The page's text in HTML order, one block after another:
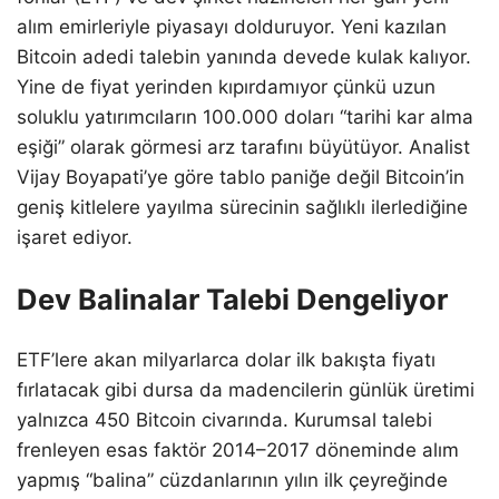
alım emirleriyle piyasayı dolduruyor. Yeni kazılan
Bitcoin adedi talebin yanında devede kulak kalıyor.
Yine de fiyat yerinden kıpırdamıyor çünkü uzun
soluklu yatırımcıların 100.000 doları “tarihi kar alma
eşiği” olarak görmesi arz tarafını büyütüyor. Analist
Vijay Boyapati’ye göre tablo paniğe değil Bitcoin’in
geniş kitlelere yayılma sürecinin sağlıklı ilerlediğine
işaret ediyor.
Dev Balinalar Talebi Dengeliyor
ETF’lere akan milyarlarca dolar ilk bakışta fiyatı
fırlatacak gibi dursa da madencilerin günlük üretimi
yalnızca 450 Bitcoin civarında. Kurumsal talebi
frenleyen esas faktör 2014–2017 döneminde alım
yapmış “balina” cüzdanlarının yılın ilk çeyreğinde